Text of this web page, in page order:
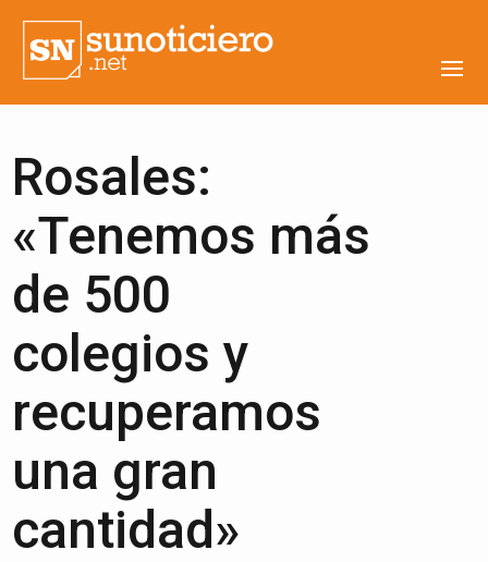
Rosales:
«Tenemos más
de 500
colegios y
recuperamos
una gran
cantidad»